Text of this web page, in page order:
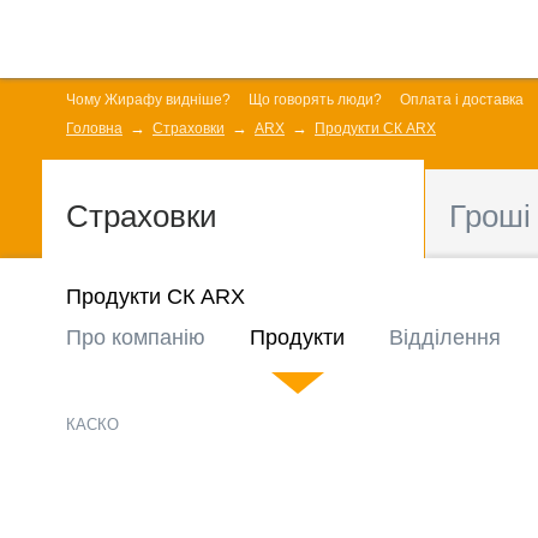
Чому Жирафу видніше? Що говорять люди?
Оплата і доставка
Головна
Страховки ARX Продукти СК ARX
Страховки Гроші
Продукти СК ARX
Про компанію
Продукти Відділення
КАСКО